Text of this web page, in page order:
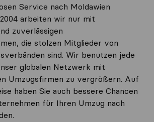
Service nach Moldawien
arbeiten wir nur mit
zuverlässigen
die stolzen Mitglieder von
sind. Wir benutzen jede
globalen Netzwerk mit
Umzugsfirmen zu vergrößern. Auf
haben Sie auch bessere Chancen
für Ihren Umzug nach